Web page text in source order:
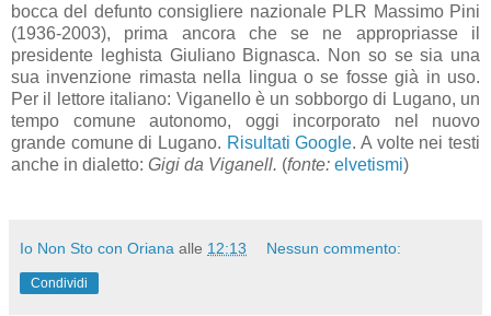
bocca del defunto consigliere nazionale PLR Massimo Pini
(1936-2003), prima ancora che se ne appropriasse il
presidente leghista Giuliano Bignasca. Non so se sia una
sua invenzione rimasta nella lingua o se fosse già in uso.
Per il lettore italiano: Viganello è un sobborgo di Lugano, un
tempo comune autonomo, oggi incorporato nel nuovo
grande comune di Lugano. Risultati Google. A volte nei testi
anche in dialetto: Gigi da Viganell. (fonte: elvetismi)
Io Non Sto con Oriana alle 12:13 Nessun commento:
Condividi